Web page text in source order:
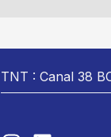
TNT : Canal 38